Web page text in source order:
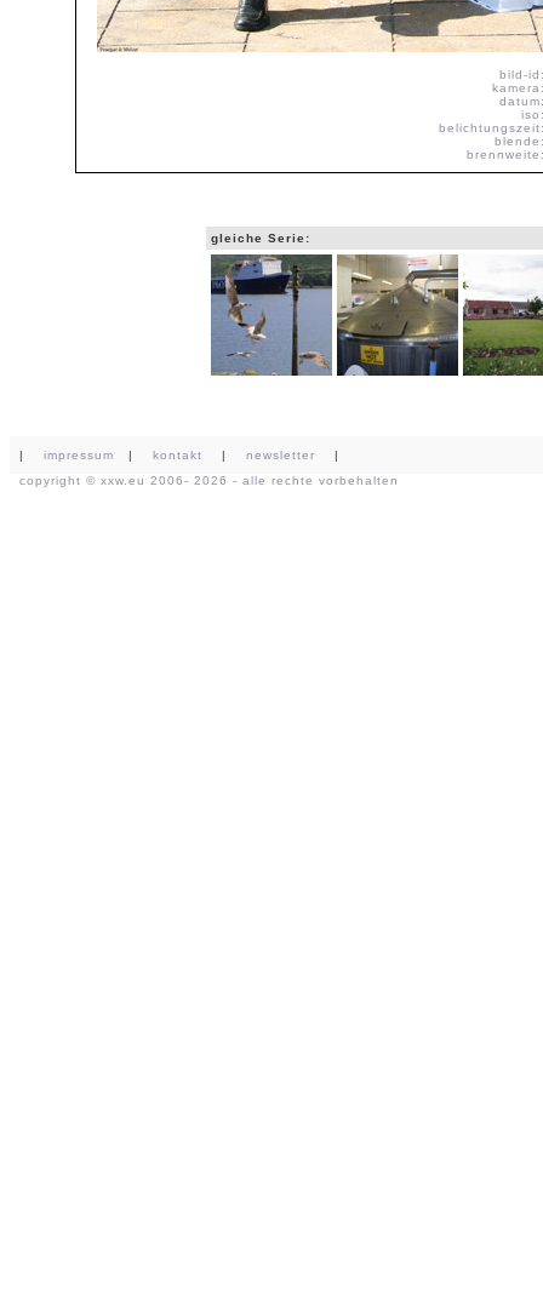
bild-
gleiche Serie:
| impressum | kontakt | newsletter |
copyright © xxw.eu 2006- 2026 - alle rechte vorbehalten